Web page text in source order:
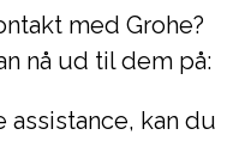
med Grohe?
nå ud til dem på:
assistance, kan du